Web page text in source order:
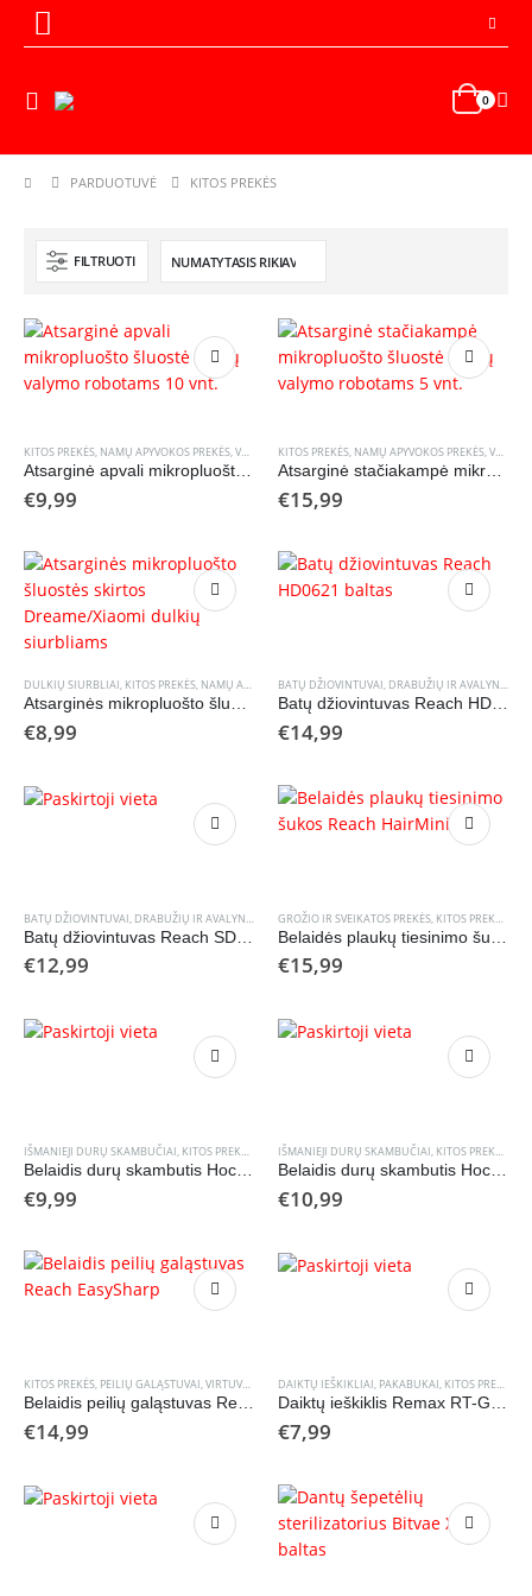
0
PARDUOTUVĖ KITOS PREKĖS
FILTRUOTI
KITOS PREKĖS, NAMŲ APYVOKOS PREKĖS,VALYMO ROBOTAI
€9,99
KITOS PREKĖS, NAMŲ APYVOKOS PREKĖS,VALYMO ROBOTAI
€15,99
DULKIŲ SIURBLIAI, KITOS PREKĖS, NAMŲ APYVOKOS PREKĖS
Atsarginės mikropluošto šluostės skirtos Dreame/Xiaomi dulkių siurbliams
€8,99
BATŲ DŽIOVINTUVAI, DRABUŽIŲ IR AVALYNĖS PRIEŽIŪROS PRIEMONĖS
Batų džiovintuvas Reach HD0621 baltas
€14,99
BATŲ DŽIOVINTUVAI DRABUŽIŲ IR AVALYNĖS PRIEŽIŪROS PRIEMONĖS ,KITOS PREKĖS
€12,99
GROŽIO IR SVEIKATOS PREKĖS KITOS PREKĖS
€15,99
IŠMANIEJI DURŲ SKAMBUČIAI, KITOS PREKĖS NAMŲ APYVOKOS PREKĖS
€9,99
IŠMANIEJI DURŲ SKAMBUČIAI, KITOS PREKĖS
€10,99
KITOS PREKĖS, PEILIŲ GALĄSTUVAI,VIRTUVĖS IR STALO REIKMENYS
Belaidis peilių galąstuvas Reach EasySharp
€14,99
DAIKTŲ IEŠKIKLIAI, PAKABUKAI, KITOS PREKĖS
Daiktų ieškiklis Remax RT-G2303 Anti-Lost Device baltas
€7,99